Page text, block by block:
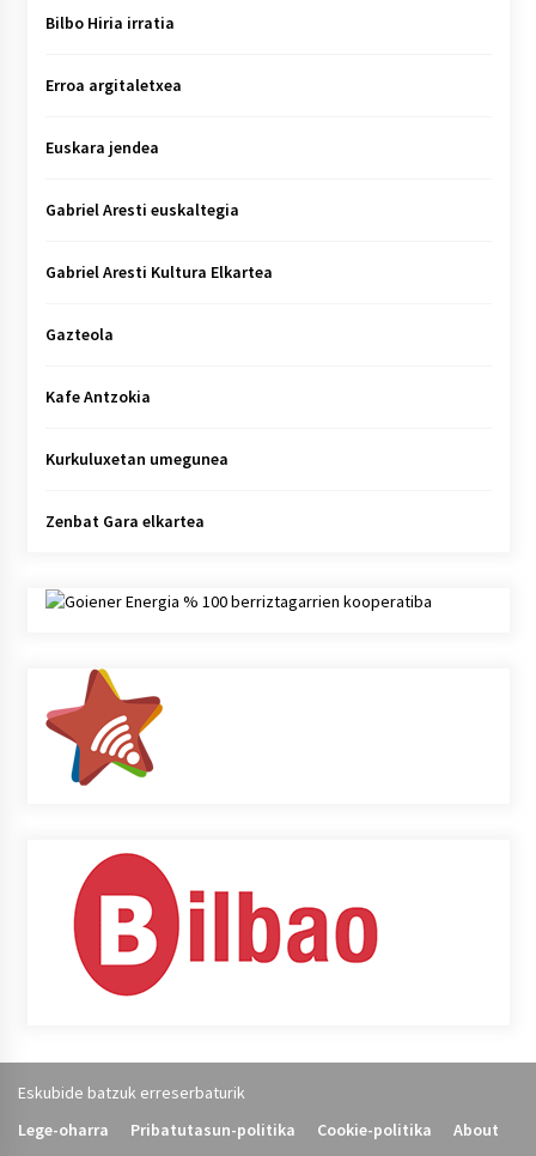
Bilbo Hiria irratia
Erroa argitaletxea
Euskara jendea
Gabriel Aresti euskaltegia
Gabriel Aresti Kultura Elkartea
Gazteola
Kafe Antzokia
Kurkuluxetan umegunea
Zenbat Gara elkartea
Eskubide batzuk erreserbaturik
Lege-oharra
Pribatutasun-politika Cookie-politika About